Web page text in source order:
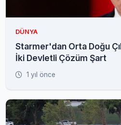
DÜNYA
Starmer'dan Orta Doğu
İki Devletli Çözüm Şart
1 yıl önce